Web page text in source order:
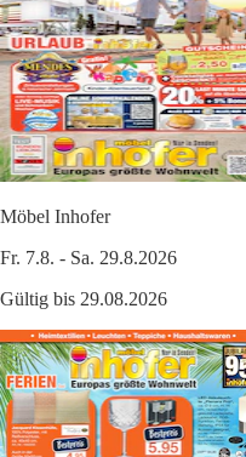
Möbel Inhofer
Fr. 7.8. - Sa. 29.8.2026
Gültig bis 29.08.2026